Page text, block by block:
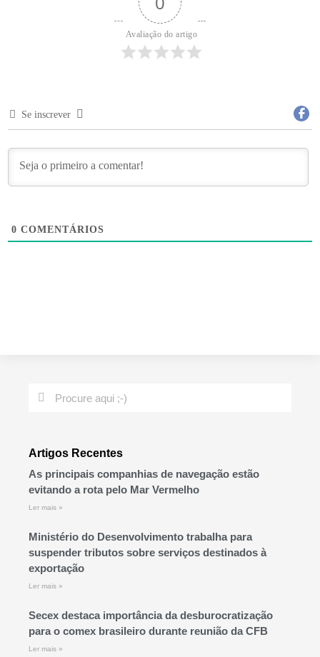
Avaliação do artigo
Se inscrever
0 COMENTÁRIOS
Artigos Recentes
As principais companhias de navegação estão
evitando a rota pelo Mar Vermelho
Ler mais »
Ministério do Desenvolvimento trabalha para
suspender tributos sobre serviços destinados à
exportação
Ler mais »
Secex destaca importância da desburocratização
para o comex brasileiro durante reunião da CFB
Ler mais »